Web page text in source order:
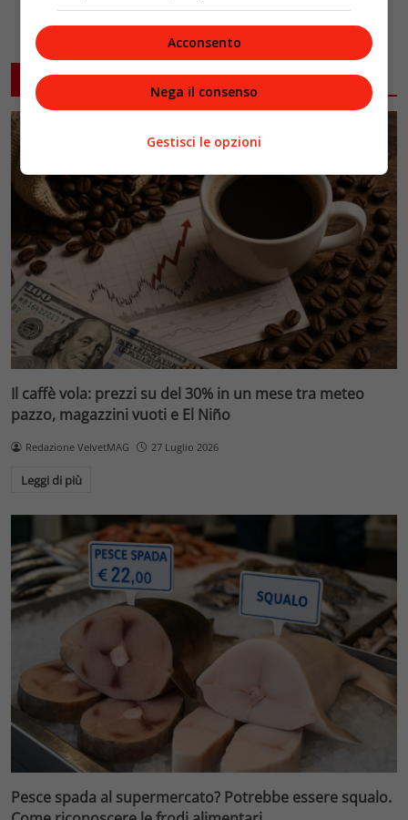
ARTICOLI CORRELATI
Il caffè vola: prezzi su del 30% in un mese tra meteo
pazzo, magazzini vuoti e El Niño
Redazione VelvetMAG 27 Luglio 2026
Leggi di più
Pesce spada al supermercato? Potrebbe essere squalo.
Acconsento
Nega il consenso
Gestisci le opzioni